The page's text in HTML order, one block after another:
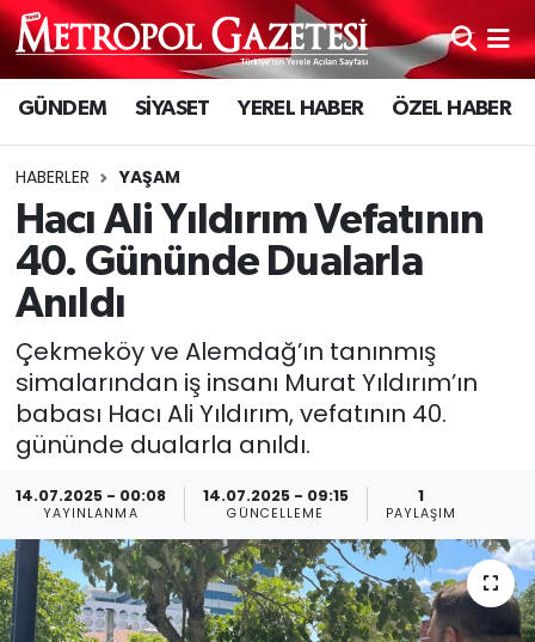
GÜNDEM SİYASET YEREL HABER ÖZEL HABER
HABERLER YAŞAM
Hacı Ali Yıldırım Vefatının
40. Gününde Dualarla
Anıldı
Çekmeköy ve Alemdağ’ın tanınmış
simalarından iş insanı Murat Yıldırım’ın
babası Hacı Ali Yıldırım, vefatının 40.
gününde dualarla anıldı.
14.07.2025 - 00:08
YAYINLANMA
14.07.2025 - 09:15
GÜNCELLEME
1
PAYLAŞIM
Hava Durumu
Trafik Durumu
Süper Lig Puan Durumu ve Fikstür
Tüm Manşetler
Son Dakika Haberleri
Haber Arşivi